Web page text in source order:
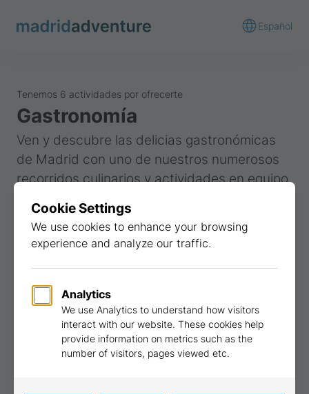
Español
Tenemos 6 actividades por ofrecerte
Gastronomía
Ven y descubre las delicias gastronómicas
de Madrid con uno de nuestros numerosos
recorridos culinarios y actividades en equipo.
Selección popular